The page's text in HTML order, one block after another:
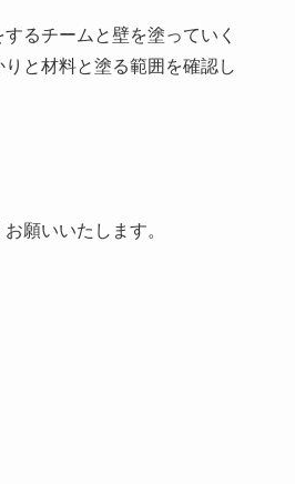
るチームと壁を塗っていく
と材料と塗る範囲を確認し
願いいたします。